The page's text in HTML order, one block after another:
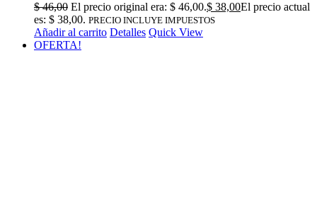
$46,00 El precio original era: $ 46,00.$ 38,00El precio actual
es: $ 38,00. PRECIO INCLUYE IMPUESTOS
Añadir al carrito Detalles Quick View
OFERTA!